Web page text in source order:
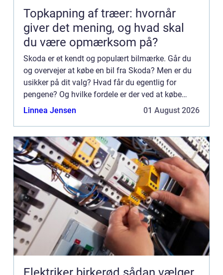
Topkapning af træer: hvornår
giver det mening, og hvad skal
du være opmærksom på?
Skoda er et kendt og populært bilmærke. Går du
og overvejer at købe en bil fra Skoda? Men er du
usikker på dit valg? Hvad får du egentlig for
pengene? Og hvilke fordele er der ved at købe
Skoda? Læs meget mere i denne artikel, hvor du
Linnea Jensen 01 August 2026